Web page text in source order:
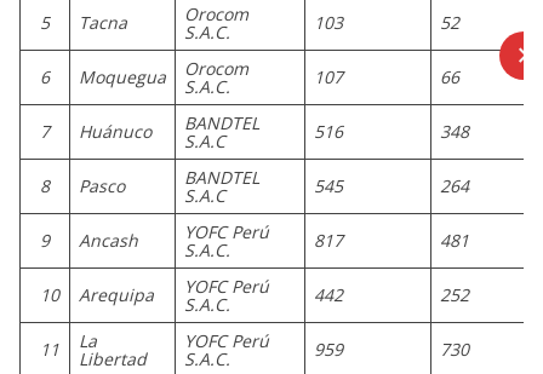
5 Tacna Orocom
S.A.C. 103 52
6 Moquegua Orocom
S.A.C. 107 66
7 Huánuco BANDTEL
S.A.C 516 348
8 Pasco BANDTEL
S.A.C 545 264
9 Ancash YOFC Perú
S.A.C. 817 481
10 Arequipa YOFC Perú
S.A.C. 442 252
11 La
Libertad
YOFC Perú
S.A.C. 959 730